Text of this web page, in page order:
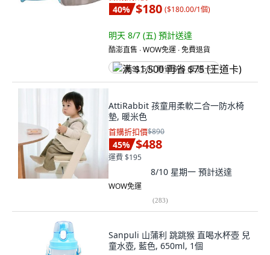
40% $180 ($180.00/1個)
明天 8/7 (五) 預計送達
酷澎直售 ∙ WOW免運 ∙ 免費退貨
满 $1,500 再省 $75 (王道卡)
AttiRabbit 孩童用柔軟二合一防水椅
墊, 暖米色
首購折扣價$890
45% $488
運費 $195
8/10 星期一 預計送達
WOW免運
(283)
Sanpuli 山蒲利 跳跳猴 直喝水杯壺 兒
童水壺, 藍色, 650ml, 1個